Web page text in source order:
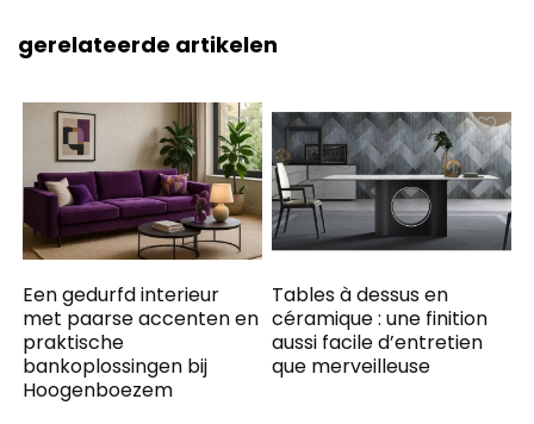
gerelateerde artikelen
Een gedurfd interieur
met paarse accenten en
praktische
bankoplossingen bij
Hoogenboezem
Tables à dessus en
céramique : une finition
aussi facile d’entretien
que merveilleuse